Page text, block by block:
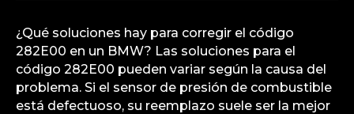
¿Qué soluciones hay para corregir el código
282E00 en un BMW? Las soluciones para el
código 282E00 pueden variar según la causa del
problema. Si el sensor de presión de combustible
está defectuoso, su reemplazo suele ser la mejor